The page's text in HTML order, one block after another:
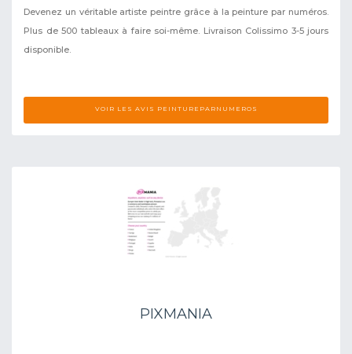
Devenez un véritable artiste peintre grâce à la peinture par numéros.
Plus de 500 tableaux à faire soi-même. Livraison Colissimo 3-5 jours
disponible.
VOIR LES AVIS PEINTUREPARNUMEROS
PIXMANIA